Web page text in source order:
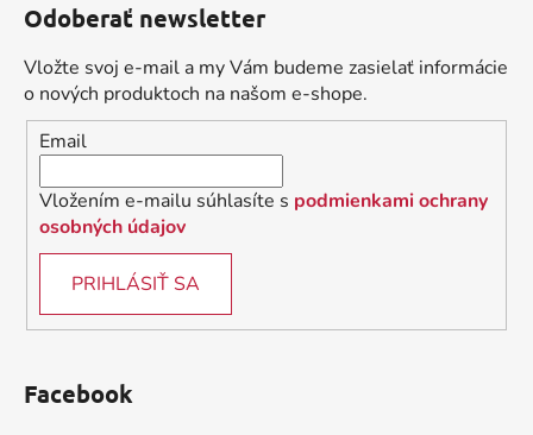
e
p
r
v
k
y
v
ý
e
Odoberať newsletter
Vložte svoj e-mail a my Vám budeme zasielať informácie
o nových produktoch na našom e-shope.
Email
Vložením e-mailu súhlasíte s podmienkami ochrany
osobných údajov
PRIHLÁSIŤ SA
Facebook